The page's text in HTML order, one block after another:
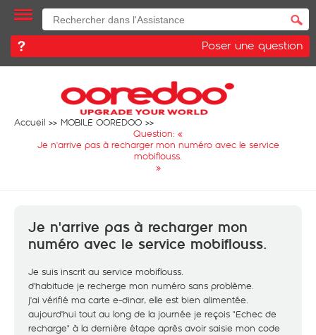
Poser une question
Accueil
MOBILE OOREDOO
Question: «
Je n'arrive pas à recharger mon numéro avec le service
mobiflouss.
»
Je n'arrive pas à recharger mon
numéro avec le service mobiflouss.
Je suis inscrit au service mobiflouss.
d'habitude je recherge mon numéro sans problème.
j'ai vérifié ma carte e-dinar, elle est bien alimentée.
aujourd'hui tout au long de la journée je reçois "Echec de
recharge" à la dernière étape après avoir saisie mon code